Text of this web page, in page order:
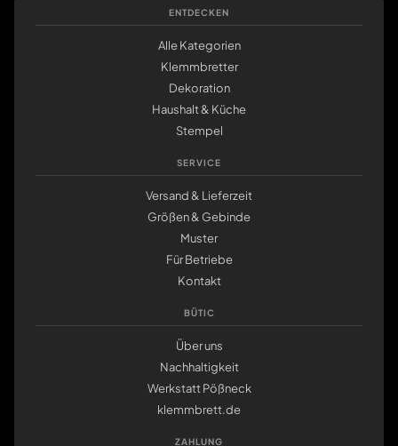
ENTDECKEN
Alle Kategorien
Klemmbretter
Dekoration
Haushalt & Küche
Stempel
SERVICE
Versand & Lieferzeit
Größen & Gebinde
Muster
Für Betriebe
Kontakt
BÜTIC
Über uns
Nachhaltigkeit
Werkstatt Pößneck
klemmbrett.de
ZAHLUNG